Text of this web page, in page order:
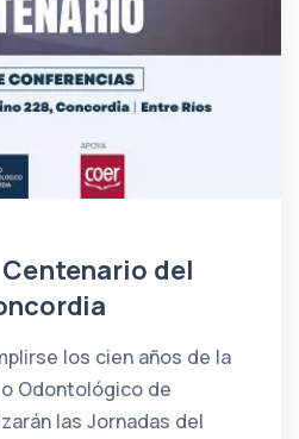
del
los cien años de la
Odontológico de
las Jornadas del